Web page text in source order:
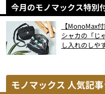
今月のモノマックス特別
【MonoMax
シャカの「じ
し入れのしや
モノマックス 人気記